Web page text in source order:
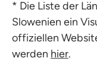
* Die Liste der
Slowenien ein
offiziellen
werden hier.